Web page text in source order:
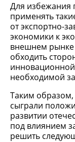
Для избежания
применять
от экспортно-
экономики к
внешнем рынке
обходить
необходимой
Таким
сыграли
развитии
под влиянием
решить